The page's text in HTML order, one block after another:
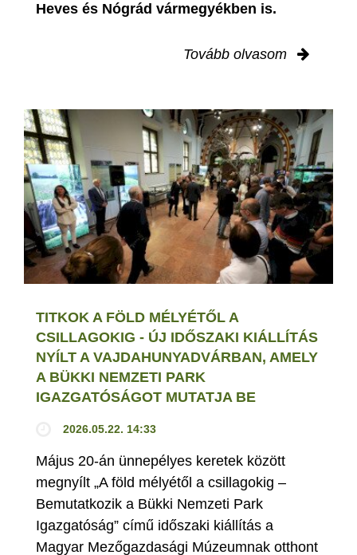
Heves és Nógrád vármegyékben is.
Tovább olvasom
TITKOK A FÖLD MÉLYÉTŐL A
CSILLAGOKIG - ÚJ IDŐSZAKI KIÁLLÍTÁS
NYÍLT A VAJDAHUNYADVÁRBAN, AMELY
A BÜKKI NEMZETI PARK
IGAZGATÓSÁGOT MUTATJA BE
2026.05.22. 14:33
Május 20-án ünnepélyes keretek között
megnyílt „A föld mélyétől a csillagokig –
Bemutatkozik a Bükki Nemzeti Park
Igazgatóság” című időszaki kiállítás a
Magyar Mezőgazdasági Múzeumnak otthont